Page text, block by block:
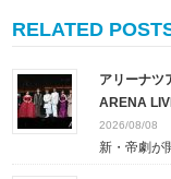
RELATED
アリーナツ
ARENA
2026/08/08
新・帝劇が